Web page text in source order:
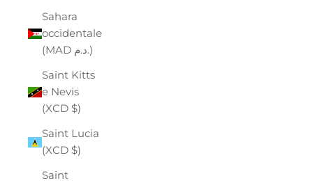
Sahara
occidentale
(MAD د.م.)
Saint Kitts
e Nevis
(XCD $)
Saint Lucia
(XCD $)
Saint